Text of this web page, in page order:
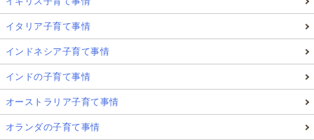
イタリア子育て事情
インドネシア子育て事情
インドの子育て事情
オーストラリア子育て事情
オランダの子育て事情